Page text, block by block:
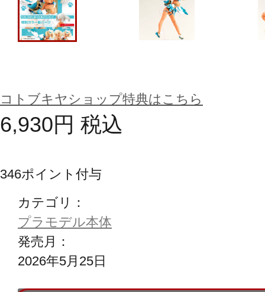
コトブキヤショップ特典はこちら
6,930円 税込
346ポイント付与
カテゴリ：
プラモデル本体
発売月：
2026年5月25日